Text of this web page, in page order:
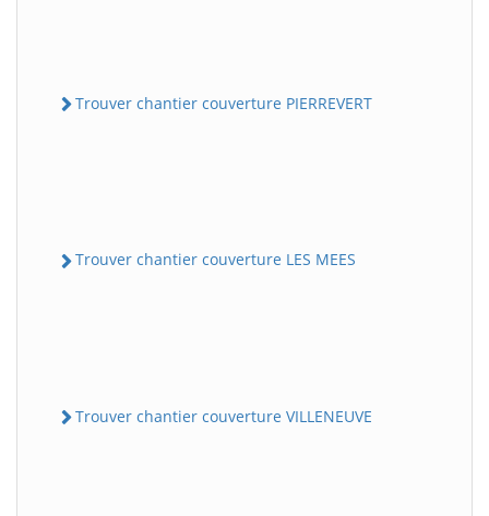
Trouver chantier couverture PIERREVERT
Trouver chantier couverture LES MEES
Trouver chantier couverture VILLENEUVE